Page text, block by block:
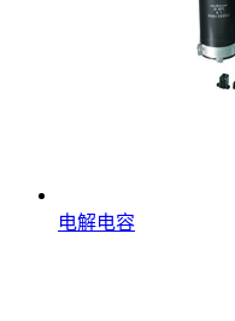
电解电容